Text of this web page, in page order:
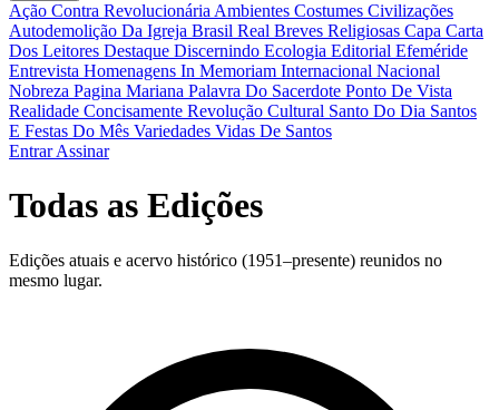
Ação Contra Revolucionária Ambientes Costumes Civilizações
Autodemolição Da Igreja Brasil Real Breves Religiosas Capa Carta
Dos Leitores Destaque Discernindo Ecologia Editorial Efeméride
Entrevista Homenagens In Memoriam Internacional Nacional
Nobreza Pagina Mariana Palavra Do Sacerdote Ponto De Vista
Realidade Concisamente Revolução Cultural Santo Do Dia Santos
E Festas Do Mês Variedades Vidas De Santos
EntrarAssinar
Todas as Edições
Edições atuais e acervo histórico (1951–presente) reunidos no
mesmo lugar.